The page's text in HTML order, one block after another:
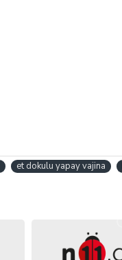
et dokulu yapay vajina